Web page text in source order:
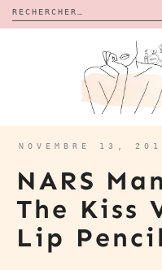
Rechercher :
CALENDRIERS DE
BON PLAN
À PROPOS
CONTACT
NOVEMBRE 13,
NARS
The Kiss
Lip